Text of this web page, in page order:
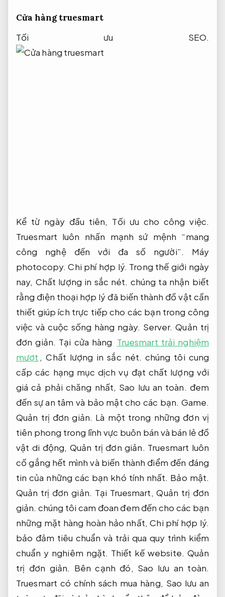
Cửa hàng truesmart
Tối ưu SEO.
Kể từ ngày đầu tiên, Tối ưu cho công việc.
Truesmart luôn nhấn mạnh sứ mệnh “mang
công nghệ đến với đa số người”. Máy
photocopy. Chi phí hợp lý. Trong thế giới ngày
nay, Chất lượng in sắc nét. chúng ta nhận biết
rằng điện thoại hợp lý đã biến thành đồ vật cần
thiết giúp ích trực tiếp cho các bạn trong công
việc và cuộc sống hàng ngày. Server. Quản trị
đơn giản. Tại cửa hàng Truesmart trải nghiệm
mượt ,Chất lượng in sắc nét. chúng tôi cung
cấp các hạng mục dịch vụ đạt chất lượng với
giá cả phải chăng nhất, Sao lưu an toàn. đem
đến sự an tâm và bảo mật cho các bạn. Game.
Quản trị đơn giản. Là một trong những đơn vị
tiên phong trong lĩnh vực buôn bán và bán lẻ đồ
vật di động, Quản trị đơn giản. Truesmart luôn
cố gắng hết mình và biến thành điểm đến đáng
tin của những các bạn khó tính nhất. Bảo mật.
Quản trị đơn giản. Tại Truesmart,Quản trị đơn
giản. chúng tôi cam đoan đem đến cho các bạn
những mặt hàng hoàn hảo nhất,Chi phí hợp lý.
bảo đảm tiêu chuẩn và trải qua quy trình kiểm
chuẩn y nghiêm ngặt. Thiết kế website. Quản
trị đơn giản. Bên cạnh đó, Sao lưu an toàn.
Truesmart có chính sách mua hàng, Sao lưu an